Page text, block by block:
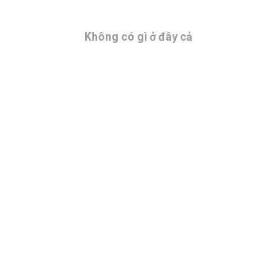
Không có gì ở đây cả